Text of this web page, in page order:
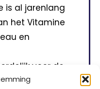
is al jarenlang
het Vitamine
en
voor de